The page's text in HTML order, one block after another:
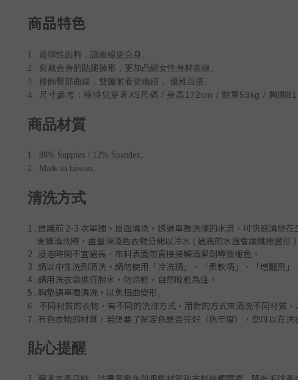
商品特色
1 . 超彈性面料，讓曲線更合身。
2 . 剪裁合身的貼腿褲形，更加凸顯女性身材曲線。
3 . 修飾臀部曲線，雙腿耐看更纖細， 優雅百搭。
4 .
尺寸參考：模特兒穿著XS尺碼 / 身高172cm / 體重53kg / 胸圍
商品材質
1 . 88% Supplex / 12% Spandex。
2 . Made in taiwan。
清洗方式
1 . 建議前 2-3 次單獨、反面清洗 ， 透過單獨洗滌的水流，可快速清除
後續清洗時 ，盡量深淺色衣物分開以冷水 ( 過高的水溫會讓纖維變形 )
2 . 浸泡時間不宜過長，布料表面勿直接接觸清潔劑導致褪色。
3 . 請以中性洗劑清洗。請勿使用「冷洗精」、「柔軟精」
、「增豔劑」
4 . 請用洗衣袋進行脫水，勿烘乾，自然晾乾為佳。
5 . 胸墊請單獨清洗，以免扭曲變形 。
6 . 不同材質的衣物，有不同的洗滌方式，用對的方式來清洗不同材質，
7 . 有色衣物的材質，若想要了解定色是否完好（色牢度），您可以在
貼心提醒